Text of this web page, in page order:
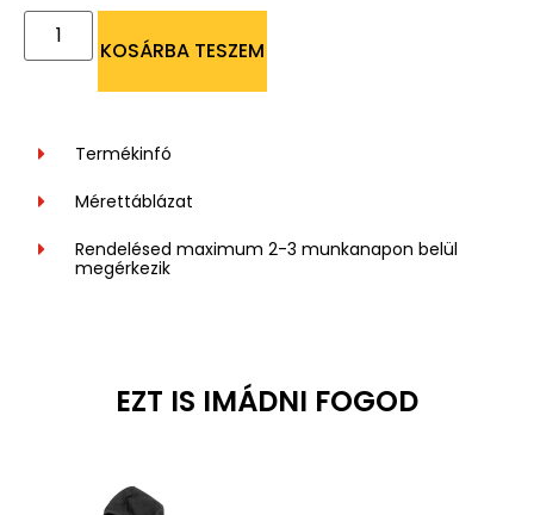
KOSÁRBA TESZEM
Termékinfó
Mérettáblázat
Rendelésed maximum 2-3 munkanapon belül
megérkezik
EZT IS IMÁDNI FOGOD